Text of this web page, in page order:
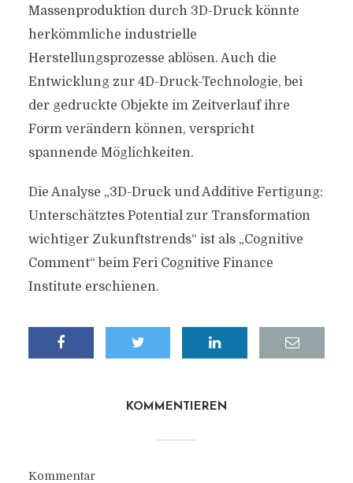
Massenproduktion durch 3D-Druck könnte
herkömmliche industrielle
Herstellungsprozesse ablösen. Auch die
Entwicklung zur 4D-Druck-Technologie, bei
der gedruckte Objekte im Zeitverlauf ihre
Form verändern können, verspricht
spannende Möglichkeiten.
Die Analyse „3D-Druck und Additive Fertigung:
Unterschätztes Potential zur Transformation
wichtiger Zukunftstrends“ ist als „Cognitive
Comment“ beim Feri Cognitive Finance
Institute erschienen.
KOMMENTIEREN
Kommentar